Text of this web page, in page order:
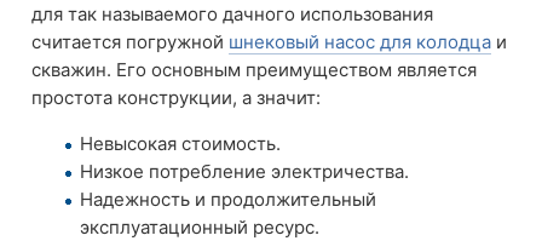
для так называемого дачного использования
считается погружной шнековый насос для колодца и
скважин. Его основным преимуществом является
простота конструкции, а значит:
Невысокая стоимость.
Низкое потребление электричества.
Надежность и продолжительный
эксплуатационный ресурс.